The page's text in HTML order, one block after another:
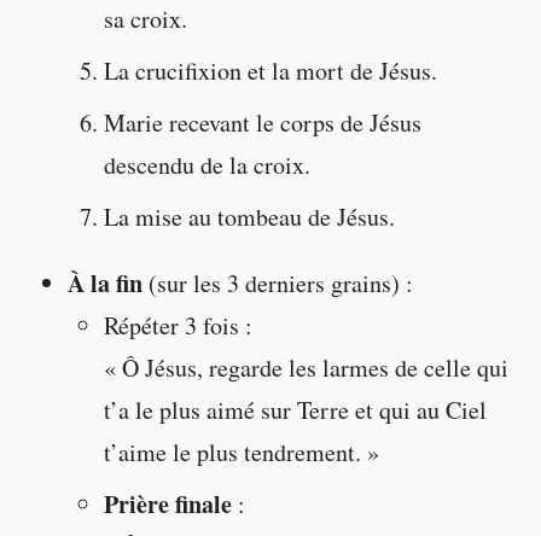
sa croix.
La crucifixion et la mort de Jésus.
Marie recevant le corps de Jésus
descendu de la croix.
La mise au tombeau de Jésus.
À la fin(sur les 3 derniers grains) :
Répéter 3 fois :
« Ô Jésus, regarde les larmes de celle qui
t’a le plus aimé sur Terre et qui au Ciel
t’aime le plus tendrement. »
Prière finale: